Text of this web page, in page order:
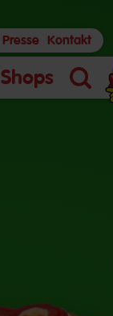
Shops
Suche
Presse Kontakt